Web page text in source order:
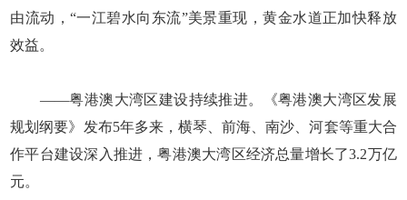
由流动，“一江碧水向东流”美景重现，黄金水道正加快释放
效益。
——粤港澳大湾区建设持续推进。《粤港澳大湾区发展
规划纲要》发布5年多来，横琴、前海、南沙、河套等重大合
作平台建设深入推进，粤港澳大湾区经济总量增长了3.2万亿
元。